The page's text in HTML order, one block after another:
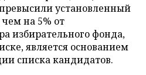
установленный
на 5% от
избирательного фонда,
является основанием
списка кандидатов.